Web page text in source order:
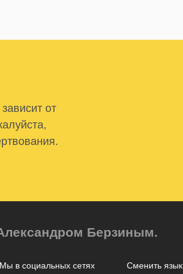
от
Берзиным.
Сменить язык
Мы в социальных сетях